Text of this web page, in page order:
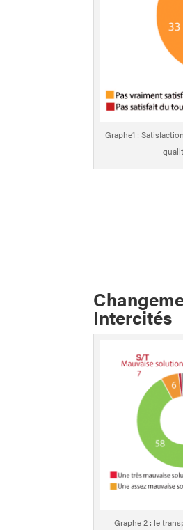
Graphe1 :
Intercités
Graphe 2 : le